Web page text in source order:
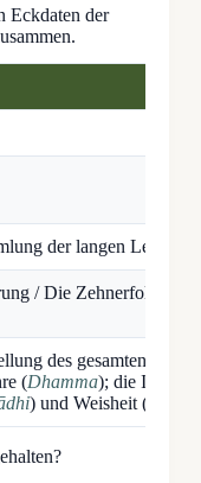
Eckdaten der
der langen
/ Die Zehnerfolge
des gesamten
(Dhamma); die
) und Weisheit (